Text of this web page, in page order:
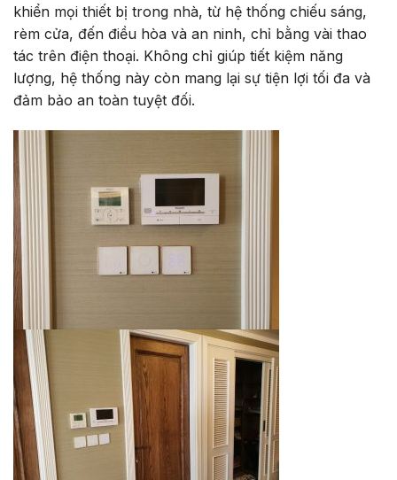
khiển mọi thiết bị trong nhà, từ hệ thống chiếu sáng,
rèm cửa, đến điều hòa và an ninh, chỉ bằng vài thao
tác trên điện thoại. Không chỉ giúp tiết kiệm năng
lượng, hệ thống này còn mang lại sự tiện lợi tối đa và
đảm bảo an toàn tuyệt đối.